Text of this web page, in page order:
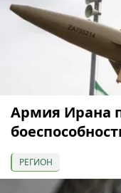
Армия Ирана
РЕГИОН